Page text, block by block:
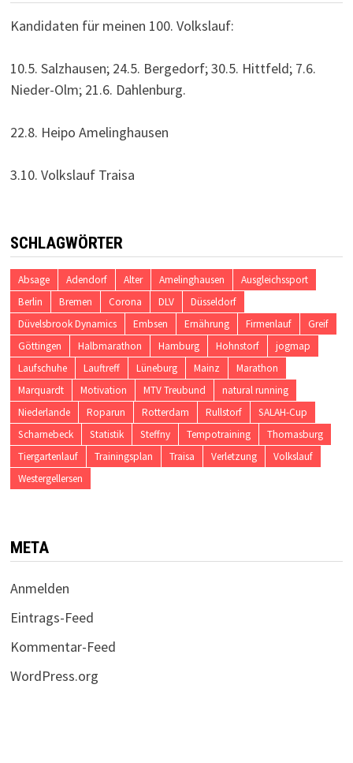
Kandidaten für meinen 100. Volkslauf:
10.5. Salzhausen; 24.5. Bergedorf; 30.5. Hittfeld; 7.6.
Nieder-Olm; 21.6. Dahlenburg.
22.8. Heipo Amelinghausen
3.10. Volkslauf Traisa
SCHLAGWÖRTER
Absage Adendorf Alter Amelinghausen
Ausgleichssport
Berlin
Bremen Corona DLV
Düsseldorf
Düvelsbrook Dynamics
Embsen Ernährung Firmenlauf
Greif
Göttingen
Halbmarathon Hamburg Hohnstorf
jogmap
Laufschuhe
Lauftreff Lüneburg Mainz
Marathon
Marquardt
Motivation MTV Treubund
natural running
Niederlande
Roparun Rotterdam Rullstorf
SALAH-Cup
Scharnebeck
Statistik Steffny Tempotraining
Thomasburg
Tiergartenlauf
Trainingsplan Traisa Verletzung
Volkslauf
Westergellersen
META
Anmelden
Eintrags-Feed
Kommentar-Feed
WordPress.org